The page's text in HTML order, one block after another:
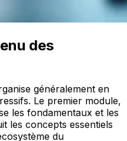
des
généralement en
Le premier module,
les fondamentaux et les
les concepts essentiels
du